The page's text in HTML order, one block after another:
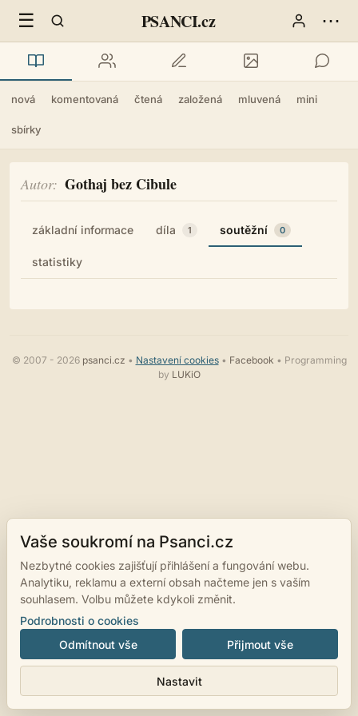
☰ PSANCI.cz ⋯
nová komentovaná čtená založená mluvená mini
sbírky
Autor Gothaj bez Cibule
základní informace díla 1 soutěžní 0
statistiky
© 2007 - 2026 psanci.cz • Nastavení cookies• Facebook • Programming
by LUKiO
Vaše soukromí na Psanci.cz
Nezbytné cookies zajišťují přihlášení a fungování webu.
Analytiku, reklamu a externí obsah načteme jen s vaším
souhlasem. Volbu můžete kdykoli změnit.
Podrobnosti o cookies
Odmítnout vše
Nastavit
Přijmout vše